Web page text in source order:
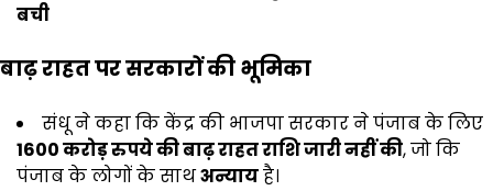
बची
बाढ़ राहत पर सरकारों की भूमिका
संधू ने कहा कि केंद्र की भाजपा सरकार ने पंजाब के लिए
1600करोड़ रुपये की बाढ़ राहत राशि जारी नहीं की, जो कि
पंजाब के लोगों के साथअन्यायहै।